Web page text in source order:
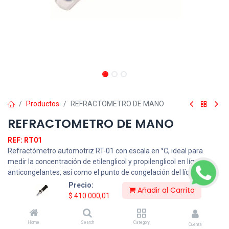
Precio:
$ 410.000,01
Añadir al Carrito
Home Search Category Cuenta
Productos REFRACTOMETRO DE MANO
REFRACTOMETRO DE MANO
REF: RT01
Refractómetro automotriz RT-01 con escala en °C, ideal para
medir la concentración de etilenglicol y propilenglicol en líquidos
anticongelantes, así como el punto de congelación del líquido
limpiaparabrisas. Equipado con compensación automática de
temperatura (ATC) para lecturas precisas, sin necesidad de
su gráfico reticular nítido.